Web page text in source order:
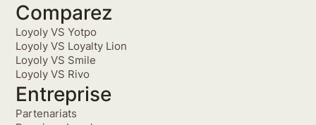
Comparez
Loyoly VS Yotpo
Loyoly VS Loyalty Lion
Loyoly VS Smile
Loyoly VS Rivo
Entreprise
Partenariats